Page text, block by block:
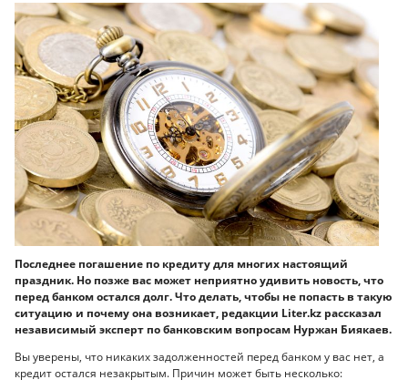
Последнее погашение по кредиту для многих настоящий
праздник. Но позже вас может неприятно удивить новость, что
перед банком остался долг. Что делать, чтобы не попасть в такую
ситуацию и почему она возникает, редакции Liter.kz рассказал
независимый эксперт по банковским вопросам Нуржан Биякаев.
Вы уверены, что никаких задолженностей перед банком у вас нет, а
кредит остался незакрытым. Причин может быть несколько: